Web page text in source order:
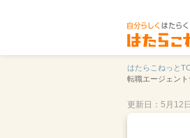
はたらこねっと
転職エージェン
更新日：5月12日